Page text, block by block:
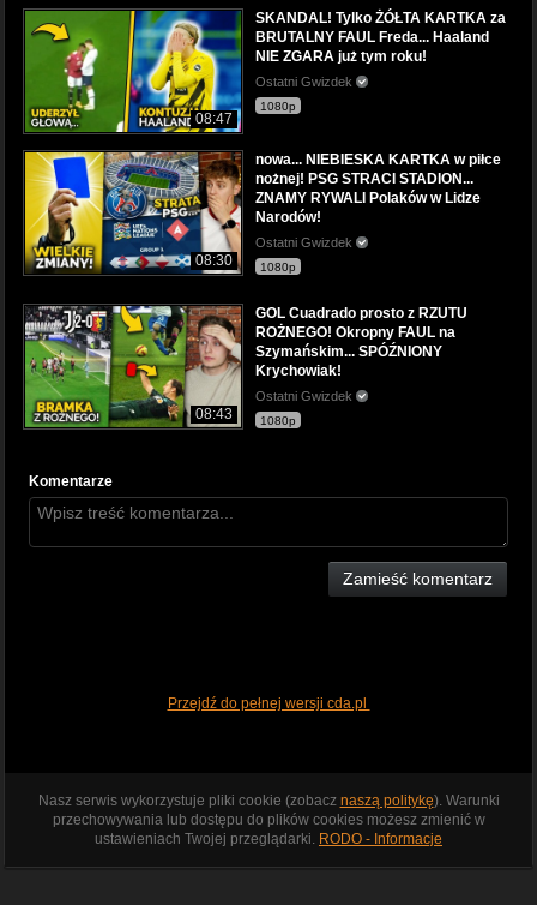
08:47
SKANDAL! Tylko ŻÓŁTA KARTKA za
BRUTALNY FAUL Freda... Haaland
NIE ZGARA już tym roku!
Ostatni Gwizdek
1080p
08:30
nowa... NIEBIESKA KARTKA w piłce
nożnej! PSG STRACI STADION...
ZNAMY RYWALI Polaków w Lidze
Narodów!
Ostatni Gwizdek
1080p
08:43
GOL Cuadrado prosto z RZUTU
ROŻNEGO! Okropny FAUL na
Szymańskim... SPÓŹNIONY
Krychowiak!
Ostatni Gwizdek
1080p
Komentarze
Zamieść komentarz
Przejdź do pełnej wersji cda.pl
Nasz serwis wykorzystuje pliki cookie (zobacz naszą politykę). Warunki
przechowywania lub dostępu do plików cookies możesz zmienić w
ustawieniach Twojej przeglądarki. RODO - Informacje